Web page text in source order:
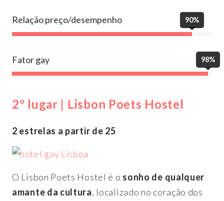
Relação preço/desempenho 90%
Fator gay 98%
2º lugar | Lisbon Poets Hostel
2 estrelas a partir de 25
O Lisbon Poets Hostel é o sonho de qualquer
amante da cultura, localizado no coração dos